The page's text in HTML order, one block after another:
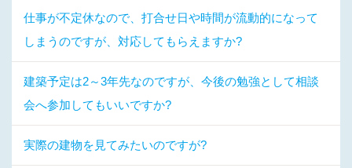
仕事が不定休なので、打合せ日や時間が流動的になって
しまうのですが、対応してもらえますか?
建築予定は2～3年先なのですが、今後の勉強として相談
会へ参加してもいいですか?
実際の建物を見てみたいのですが?